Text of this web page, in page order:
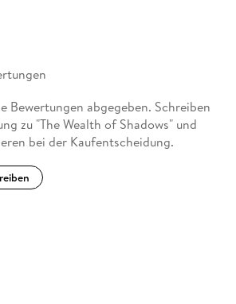
Bewertungen abgegeben. Schreiben
zu "The Wealth of Shadows" und
bei der Kaufentscheidung.